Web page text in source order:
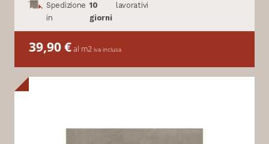
Spedizione
in
10
giorni
lavorativi
39,90€al m2 iva inclusa